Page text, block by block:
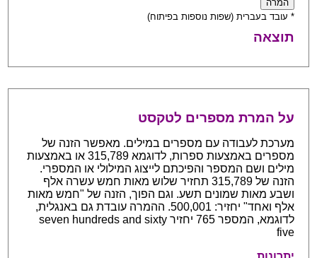
* עובד בעברית (שפות נוספות בפיתוח)
תוצאה
על המרת מספרים לטקסט
מערכת לעבודה עם מספרים במילים. מאפשר הזנה של
מספרים באמצעות ספרות, לדוגמא 315,789 או באמצעות
מילים ושם המספר והפיכתם לייצוג המילולי או המספרי.
הזנה של 315,789 תחזיר שלוש מאות חמש עשרה אלף
ושבע מאות שמונים תשע. וגם הפוך, הזנה של "חמש מאות
אלף ואחד" יחזיר: 500,001. ההמרה עובדת גם באנגלית,
לדוגמא, המספר 765 יחזיר seven hundreds and sixty
five